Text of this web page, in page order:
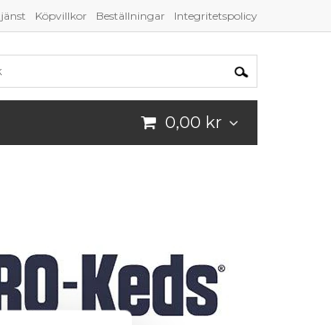
Köpvillkor Beställningar Integritetspolicy
0,00 kr